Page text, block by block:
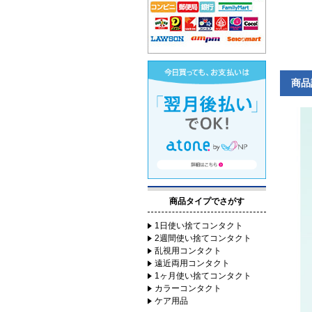
商品タイプでさがす
1日使い捨てコンタクト
2週間使い捨てコンタクト
乱視用コンタクト
遠近両用コンタクト
1ヶ月使い捨てコンタクト
カラーコンタクト
ケア用品
商